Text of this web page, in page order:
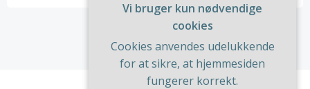
Vi bruger kun nødvendige
cookies
Cookies anvendes udelukkende
for at sikre, at hjemmesiden
fungerer korrekt.